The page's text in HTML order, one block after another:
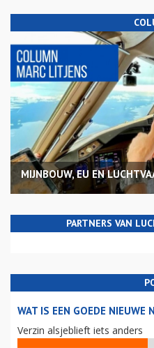
MIJNBOUW, EU EN
PARTNERS VAN
WAT IS EEN GOEDE NIEUWE
Verzin alsjeblieft iets anders